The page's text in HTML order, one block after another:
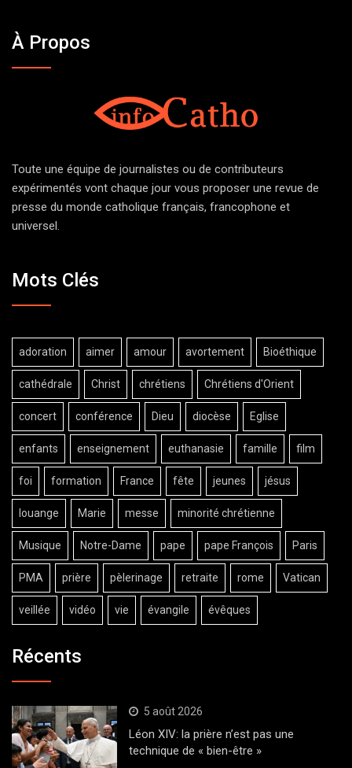
À Propos
Toute une équipe de journalistes ou de contributeurs
expérimentés vont chaque jour vous proposer une revue de
presse du monde catholique français, francophone et
universel.
Mots Clés
adoration aimer amour avortement Bioéthique
cathédrale Christ chrétiens Chrétiens d'Orient
concert conférence Dieu diocèse Eglise
enfants enseignement euthanasie famille film
foi formation France fête jeunes jésus
louange Marie messe minorité chrétienne
Musique Notre-Dame pape pape François Paris
PMA prière pèlerinage retraite rome Vatican
veillée vidéo vie évangile évêques
Récents
5 août 2026
Léon XIV: la prière n’est pas une
technique de « bien-être »